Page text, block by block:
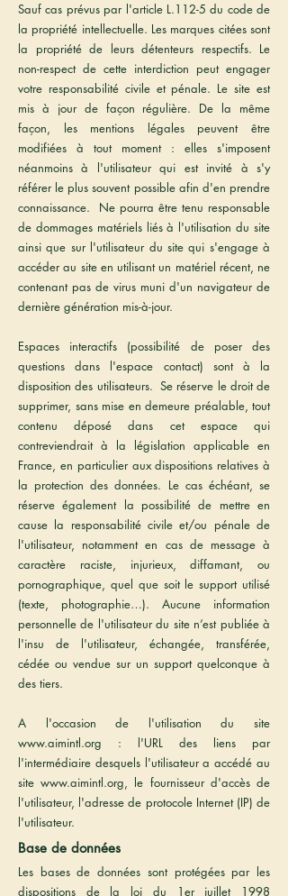
Sauf cas prévus par l'article L.112-5 du code de
la propriété intellectuelle. Les marques citées sont
la propriété de leurs détenteurs respectifs. Le
non-respect de cette interdiction peut engager
votre responsabilité civile et pénale. Le site est
mis à jour de façon régulière. De la même
façon, les mentions légales peuvent être
modifiées à tout moment : elles s'imposent
néanmoins à l'utilisateur qui est invité à s'y
référer le plus souvent possible afin d'en prendre
connaissance. Ne pourra être tenu responsable
de dommages matériels liés à l'utilisation du site
ainsi que sur l'utilisateur du site qui s'engage à
accéder au site en utilisant un matériel récent, ne
contenant pas de virus muni d'un navigateur de
dernière génération mis-à-jour.
Espaces interactifs (possibilité de poser des
questions dans l'espace contact) sont à la
disposition des utilisateurs. Se réserve le droit de
supprimer, sans mise en demeure préalable, tout
contenu déposé dans cet espace qui
contreviendrait à la législation applicable en
France, en particulier aux dispositions relatives à
la protection des données. Le cas échéant, se
réserve également la possibilité de mettre en
cause la responsabilité civile et/ou pénale de
l'utilisateur, notamment en cas de message à
caractère raciste, injurieux, diffamant, ou
pornographique, quel que soit le support utilisé
(texte, photographie…). Aucune information
personnelle de l'utilisateur du site n’est publiée à
l'insu de l'utilisateur, échangée, transférée,
cédée ou vendue sur un support quelconque à
des tiers.
A l'occasion de l'utilisation du site
www.aimintl.org : l'URL des liens par
l'intermédiaire desquels l'utilisateur a accédé au
sitewww.aimintl.org, le fournisseur d'accès de
l'utilisateur, l'adresse de protocole Internet (IP) de
l'utilisateur.
Base de données
Les bases de données sont protégées par les
dispositions de la loi du 1er juillet 1998